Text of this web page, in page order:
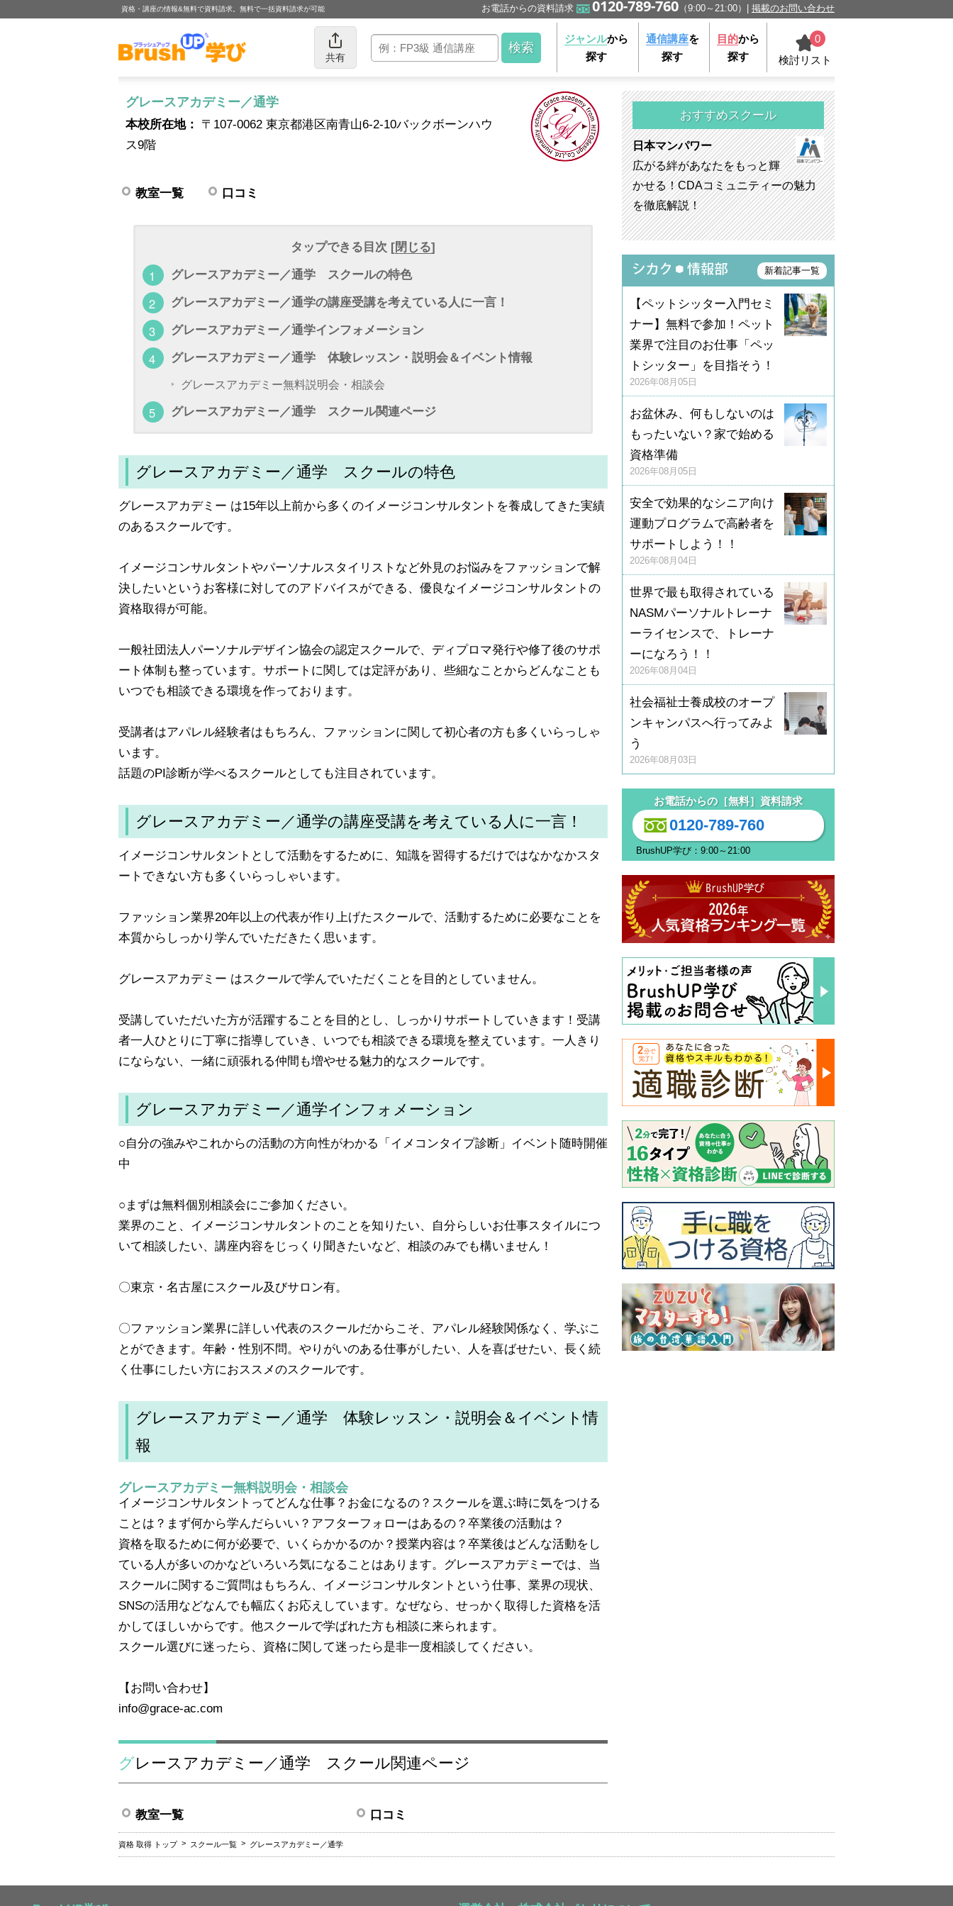
資格・講座の情報&無料で資料請求。無料で一括資料請求が可能 お電話からの資料請求 0120-789-760 （9:00～21:00） 掲載のお問い合わせ
共有
ジャンルから
探す
通信講座を
探す
目的から
探す
0
検討リスト
グレースアカデミー／通学
本校所在地：
〒107-0062 東京都港区南青山6-2-10バックボーンハウ
ス9階
教室一覧 口コミ
タップできる目次 [閉じる]
グレースアカデミー／通学 スクールの特色
グレースアカデミー／通学の講座受講を考えている人に一言！
グレースアカデミー／通学インフォメーション
グレースアカデミー／通学 体験レッスン・説明会＆イベント情報
グレースアカデミー無料説明会・相談会
グレースアカデミー／通学 スクール関連ページ
グレースアカデミー／通学 スクールの特色
グレースアカデミー は15年以上前から多くのイメージコンサルタントを養成してきた実績
のあるスクールです。
イメージコンサルタントやパーソナルスタイリストなど外見のお悩みをファッションで解
決したいというお客様に対してのアドバイスができる、優良なイメージコンサルタントの
資格取得が可能。
一般社団法人パーソナルデザイン協会の認定スクールで、ディプロマ発行や修了後のサポ
ート体制も整っています。サポートに関しては定評があり、些細なことからどんなことも
いつでも相談できる環境を作っております。
受講者はアパレル経験者はもちろん、ファッションに関して初心者の方も多くいらっしゃ
います。
話題のPI診断が学べるスクールとしても注目されています。
グレースアカデミー／通学の講座受講を考えている人に一言！
イメージコンサルタントとして活動をするために、知識を習得するだけではなかなかスタ
ートできない方も多くいらっしゃいます。
ファッション業界20年以上の代表が作り上げたスクールで、活動するために必要なことを
本質からしっかり学んでいただきたく思います。
グレースアカデミー はスクールで学んでいただくことを目的としていません。
受講していただいた方が活躍することを目的とし、しっかりサポートしていきます！受講
者一人ひとりに丁寧に指導していき、いつでも相談できる環境を整えています。一人きり
にならない、一緒に頑張れる仲間も増やせる魅力的なスクールです。
グレースアカデミー／通学インフォメーション
○自分の強みやこれからの活動の方向性がわかる「イメコンタイプ診断」イベント随時開催
中
○まずは無料個別相談会にご参加ください。
業界のこと、イメージコンサルタントのことを知りたい、自分らしいお仕事スタイルにつ
いて相談したい、講座内容をじっくり聞きたいなど、相談のみでも構いません！
〇東京・名古屋にスクール及びサロン有。
〇ファッション業界に詳しい代表のスクールだからこそ、アパレル経験関係なく、学ぶこ
とができます。年齢・性別不問。やりがいのある仕事がしたい、人を喜ばせたい、長く続
く仕事にしたい方におススメのスクールです。
グレースアカデミー／通学 体験レッスン・説明会＆イベント情
報
グレースアカデミー無料説明会・相談会
イメージコンサルタントってどんな仕事？お金になるの？スクールを選ぶ時に気をつける
ことは？まず何から学んだらいい？アフターフォローはあるの？卒業後の活動は？
資格を取るために何が必要で、いくらかかるのか？授業内容は？卒業後はどんな活動をし
ている人が多いのかなどいろいろ気になることはあります。グレースアカデミーでは、当
スクールに関するご質問はもちろん、イメージコンサルタントという仕事、業界の現状、
SNSの活用などなんでも幅広くお応えしています。なぜなら、せっかく取得した資格を活
かしてほしいからです。他スクールで学ばれた方も相談に来られます。
スクール選びに迷ったら、資格に関して迷ったら是非一度相談してください。
【お問い合わせ】
info@grace-ac.com
グレースアカデミー／通学 スクール関連ページ
教室一覧 口コミ
おすすめスクール
日本マンパワー
広がる絆があなたをもっと輝
かせる！CDAコミュニティーの魅力
を徹底解説！
新着記事一覧
【ペットシッター入門セミ
ナー】無料で参加！ペット
業界で注目のお仕事「ペッ
トシッター」を目指そう！
2026年08月05日
お盆休み、何もしないのは
もったいない？家で始める
資格準備
2026年08月05日
安全で効果的なシニア向け
運動プログラムで高齢者を
サポートしよう！！
2026年08月04日
世界で最も取得されている
NASMパーソナルトレーナ
ーライセンスで、トレーナ
ーになろう！！
2026年08月04日
社会福祉士養成校のオープ
ンキャンパスへ行ってみよ
う
2026年08月03日
お電話からの［無料］資料請求
0120-789-760
BrushUP学び：9:00～21:00
資格 取得 トップ スクール一覧 グレースアカデミー／通学